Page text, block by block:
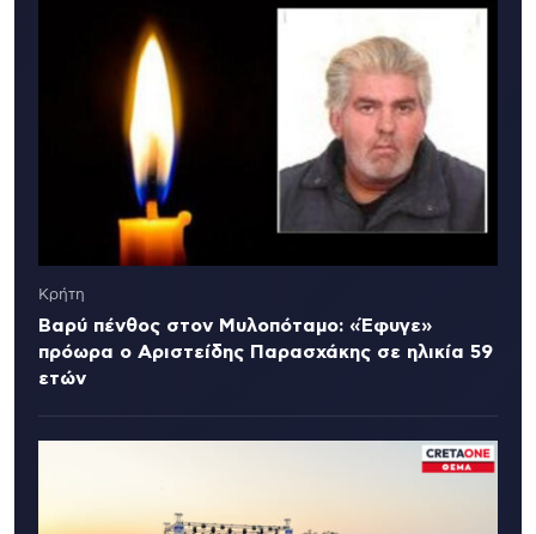
Κρήτη
Βαρύ πένθος στον Μυλοπόταμο: «Έφυγε»
πρόωρα ο Αριστείδης Παρασχάκης σε ηλικία 59
ετών